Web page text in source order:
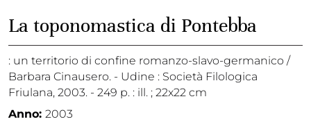
La toponomastica di Pontebba
: un territorio di confine romanzo-slavo-germanico /
Barbara Cinausero. - Udine : Società Filologica
Friulana, 2003. - 249 p. : ill. ; 22x22 cm
Anno: 2003